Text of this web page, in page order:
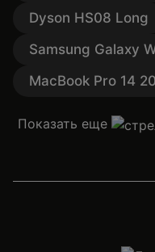
Dyson HS08 Long
Samsung Galaxy
MacBook Pro 14
Показать еще